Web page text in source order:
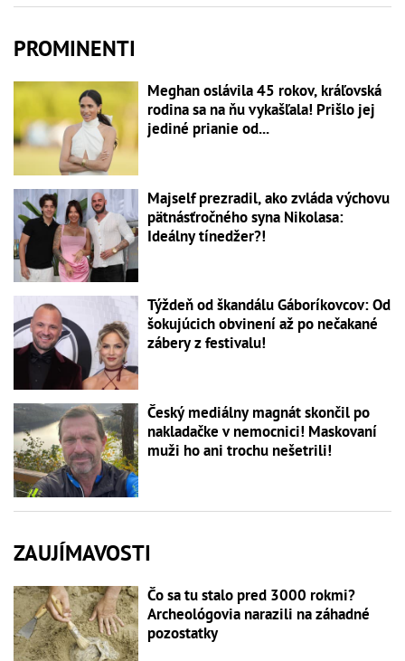
PROMINENTI
Meghan oslávila 45 rokov, kráľovská
rodina sa na ňu vykašľala! Prišlo jej
jediné prianie od...
Majself prezradil, ako zvláda výchovu
pätnásťročného syna Nikolasa:
Ideálny tínedžer?!
Týždeň od škandálu Gáboríkovcov: Od
šokujúcich obvinení až po nečakané
zábery z festivalu!
Český mediálny magnát skončil po
nakladačke v nemocnici! Maskovaní
muži ho ani trochu nešetrili!
ZAUJÍMAVOSTI
Čo sa tu stalo pred 3000 rokmi?
Archeológovia narazili na záhadné
pozostatky